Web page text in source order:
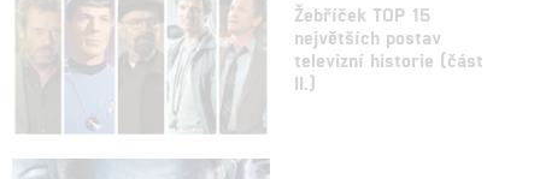
Žebříček TOP 15
největších postav
televizní historie (část
II.)